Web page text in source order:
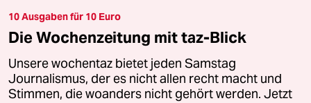
10 Ausgaben für 10 Euro
Die Wochenzeitung mit taz-Blick
Unsere wochentaz bietet jeden Samstag
Journalismus, der es nicht allen recht macht und
Stimmen, die woanders nicht gehört werden. Jetzt